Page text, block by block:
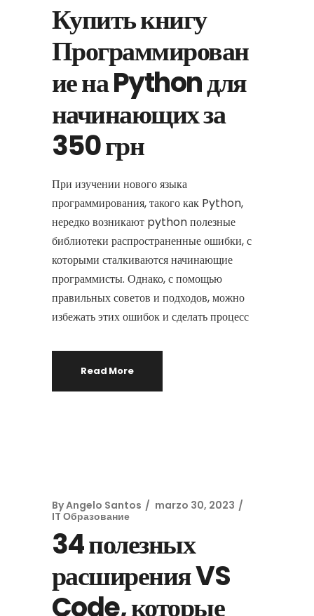
Купить книгу
Программирован
ие на Python для
начинающих за
350 грн
При изучении нового языка
программирования, такого как Python,
нередко возникают python полезные
библиотеки распространенные ошибки, с
которыми сталкиваются начинающие
программисты. Однако, с помощью
правильных советов и подходов, можно
избежать этих ошибок и сделать процесс
Read More
ByAngelo Santos
marzo 30, 2023
IT Образование
34 полезных
расширения VS
Code, которые